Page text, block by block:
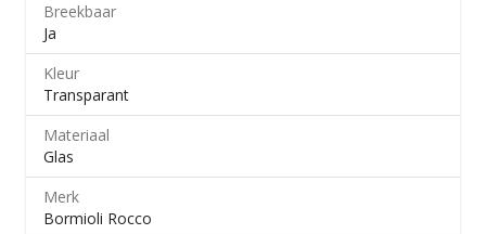
Breekbaar
Ja
Kleur
Transparant
Materiaal
Glas
Merk
Bormioli Rocco